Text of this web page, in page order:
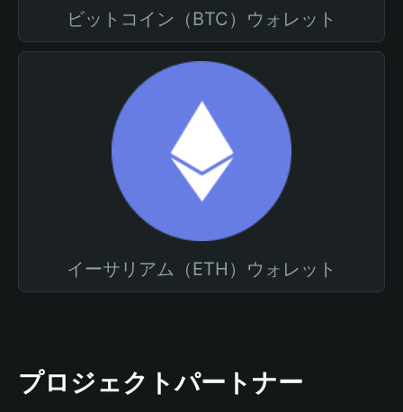
ビットコイン（BTC）ウォレット
イーサリアム（ETH）ウォレット
プロジェクトパートナー